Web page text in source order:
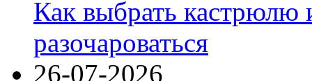
Как выбрать кастрюлю
разочароваться
26-07-2026